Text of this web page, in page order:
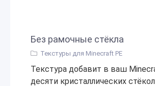
Без рамочные стёкла
Текстуры для Minecraft PE
Текстура добавит в ваш
десяти кристаллических